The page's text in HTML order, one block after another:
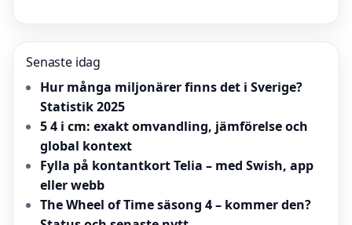
Senaste idag
Hur många miljonärer finns det i Sverige?
Statistik 2025
5 4 i cm: exakt omvandling, jämförelse och
global kontext
Fylla på kontantkort Telia – med Swish, app
eller webb
The Wheel of Time säsong 4 – kommer den?